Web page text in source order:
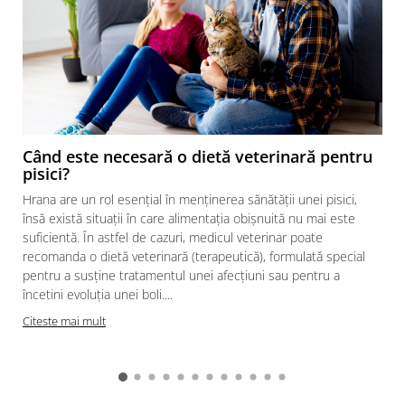
Când este necesară o dietă veterinară pentru
pisici?
Hrana are un rol esențial în menținerea sănătății unei pisici,
însă există situații în care alimentația obișnuită nu mai este
suficientă. În astfel de cazuri, medicul veterinar poate
recomanda o dietă veterinară (terapeutică), formulată special
pentru a susține tratamentul unei afecțiuni sau pentru a
încetini evoluția unei boli....
Citeste mai mult